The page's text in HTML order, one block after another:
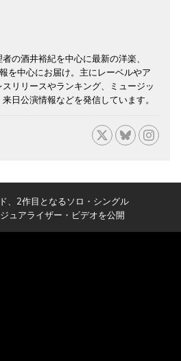
の酒井裕紀を中心に最新の洋楽、
を中心にお届け。主にレーベルやア
リリースやランキング、ミュージッ
日公演情報などを発信しています。
、2作目となるソロ・シングル
ュアライザー・ビデオを公開